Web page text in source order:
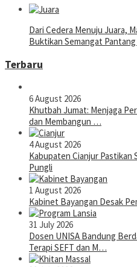
Dari Cedera Menuju Juara,
Buktikan Semangat
Terbaru
6 August 2026
Khutbah Jumat: Menjaga
dan Membangun …
4 August 2026
Kabupaten Cianjur Pastikan
Pungli
1 August 2026
Kabinet Bayangan Desak
31 July 2026
Dosen UNISA Bandung
Terapi SEFT dan M…